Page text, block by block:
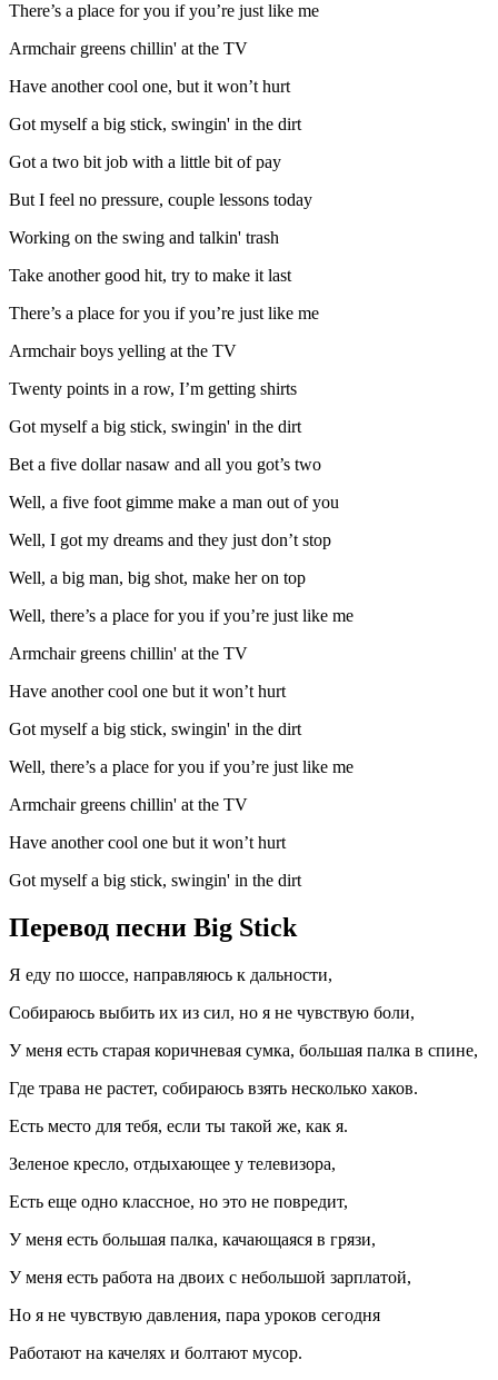
There’s a place for you if you’re just like me
Armchair greens chillin' at the TV
Have another cool one, but it won’t hurt
Got myself a big stick, swingin' in the dirt
Got a two bit job with a little bit of pay
But I feel no pressure, couple lessons today
Working on the swing and talkin' trash
Take another good hit, try to make it last
There’s a place for you if you’re just like me
Armchair boys yelling at the TV
Twenty points in a row, I’m getting shirts
Got myself a big stick, swingin' in the dirt
Bet a five dollar nasaw and all you got’s two
Well, a five foot gimme make a man out of you
Well, I got my dreams and they just don’t stop
Well, a big man, big shot, make her on top
Well, there’s a place for you if you’re just like me
Armchair greens chillin' at the TV
Have another cool one but it won’t hurt
Got myself a big stick, swingin' in the dirt
Well, there’s a place for you if you’re just like me
Armchair greens chillin' at the TV
Have another cool one but it won’t hurt
Got myself a big stick, swingin' in the dirt
Перевод песни Big Stick
Я еду по шоссе, направляюсь к дальности,
Собираюсь выбить их из сил, но я не чувствую боли,
У меня есть старая коричневая сумка, большая палка в спине,
Где трава не растет, собираюсь взять несколько хаков.
Есть место для тебя, если ты такой же, как я.
Зеленое кресло, отдыхающее у телевизора,
Есть еще одно классное, но это не повредит,
У меня есть большая палка, качающаяся в грязи,
У меня есть работа на двоих с небольшой зарплатой,
Но я не чувствую давления, пара уроков сегодня
Работают на качелях и болтают мусор.